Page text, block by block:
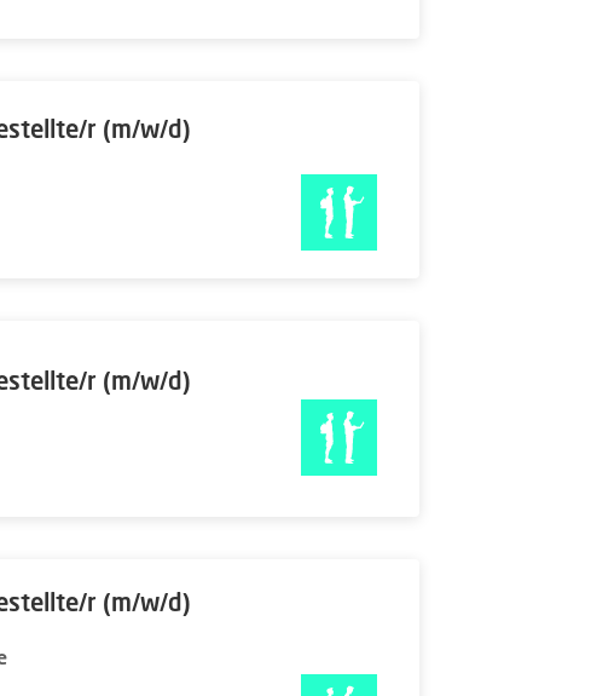
r (m/w/d)
r (m/w/d)
r (m/w/d)